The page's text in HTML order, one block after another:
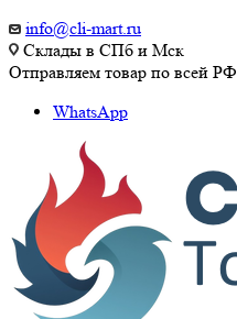
info@cli-mart.ru
Склады в СПб и Мск
Отправляем товар по всей РФ
WhatsApp